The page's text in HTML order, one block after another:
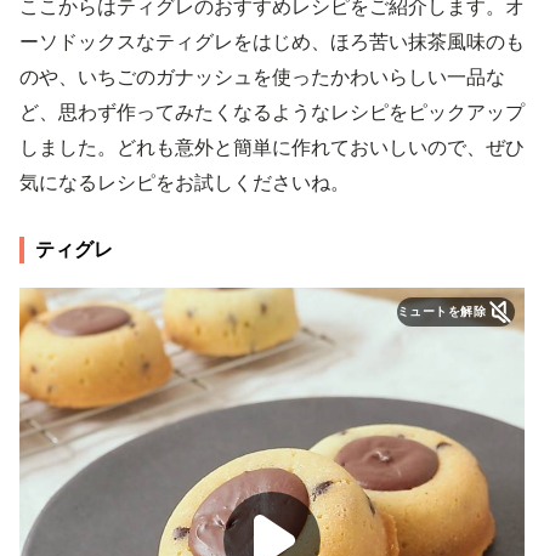
ここからはティグレのおすすめレシピをご紹介します。オ
ーソドックスなティグレをはじめ、ほろ苦い抹茶風味のも
のや、いちごのガナッシュを使ったかわいらしい一品な
ど、思わず作ってみたくなるようなレシピをピックアップ
しました。どれも意外と簡単に作れておいしいので、ぜひ
気になるレシピをお試しくださいね。
ティグレ
ミュートを解除